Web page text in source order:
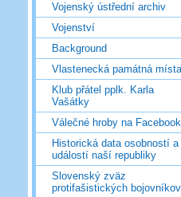
Vojenský ústřední archiv
Vojenství
Background
Vlastenecká památná místa
Klub přátel pplk. Karla
Vašátky
Válečné hroby na
Historická data osobností a
událostí naší republiky
Slovenský zväz
protifašistických bojovníkov